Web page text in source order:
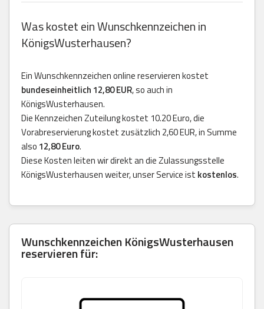
Was kostet ein Wunschkennzeichen in
KönigsWusterhausen?
Ein Wunschkennzeichen online reservieren kostet
bundeseinheitlich 12,80 EUR, so auch in
KönigsWusterhausen.
Die Kennzeichen Zuteilung kostet 10.20 Euro, die
Vorabreservierung kostet zusätzlich 2,60 EUR, in Summe
also 12,80 Euro.
Diese Kosten leiten wir direkt an die Zulassungsstelle
KönigsWusterhausen weiter, unser Service ist kostenlos.
Wunschkennzeichen KönigsWusterhausen
reservieren für: